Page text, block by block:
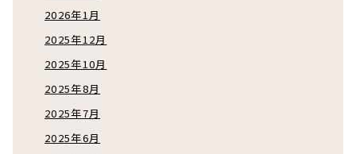
2026年1月
2025年12月
2025年10月
2025年8月
2025年7月
2025年6月